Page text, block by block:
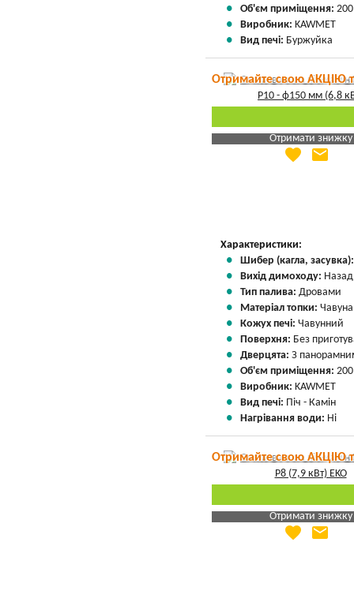
Об'єм приміщення:
Виробник: KAWMET
Вид печі: Буржуйка
Отримайте свою АКЦІЮ
Отримати знижку
Яка Ваша ціна
favorite email
Характеристики:
Шибер (кагла,
Вихід димоходу:
Тип палива: Дровами
Матеріал топки: Чавуна
Кожух печі: Чавунний
Поверхня: Без
Дверцята: З
Об'єм приміщення:
Виробник: KAWMET
Вид печі: Піч - Камін
Нагрівання води: Ні
Отримайте свою АКЦІЮ
Отримати знижку
Яка Ваша ціна
favorite email